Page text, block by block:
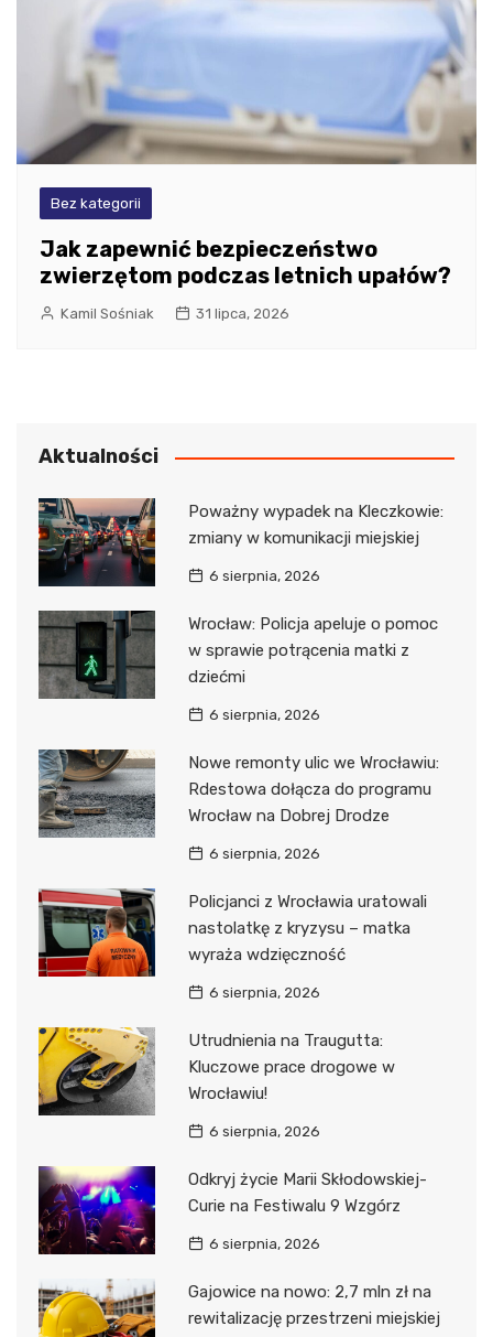
Bez kategorii
Jak zapewnić bezpieczeństwo
zwierzętom podczas letnich upałów?
Kamil Sośniak 31 lipca, 2026
Aktualności
Poważny wypadek na Kleczkowie:
zmiany w komunikacji miejskiej
6 sierpnia, 2026
Wrocław: Policja apeluje o pomoc
w sprawie potrącenia matki z
dziećmi
6 sierpnia, 2026
Nowe remonty ulic we Wrocławiu:
Rdestowa dołącza do programu
Wrocław na Dobrej Drodze
6 sierpnia, 2026
Policjanci z Wrocławia uratowali
nastolatkę z kryzysu – matka
wyraża wdzięczność
6 sierpnia, 2026
Utrudnienia na Traugutta:
Kluczowe prace drogowe w
Wrocławiu!
6 sierpnia, 2026
Odkryj życie Marii Skłodowskiej-
Curie na Festiwalu 9 Wzgórz
6 sierpnia, 2026
Gajowice na nowo: 2,7 mln zł na
rewitalizację przestrzeni miejskiej